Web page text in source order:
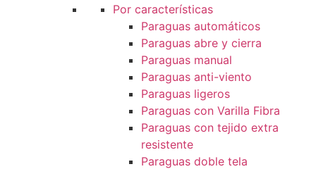
Por características
Paraguas automáticos
Paraguas abre y cierra
Paraguas manual
Paraguas anti-viento
Paraguas ligeros
Paraguas con Varilla Fibra
Paraguas con tejido extra
resistente
Paraguas doble tela